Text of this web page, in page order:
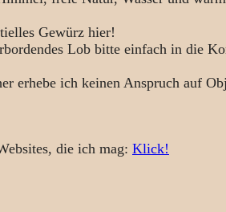
Gewürz hier!
Lob bitte einfach in die
erhebe ich keinen Anspruch auf
die ich mag: Klick!